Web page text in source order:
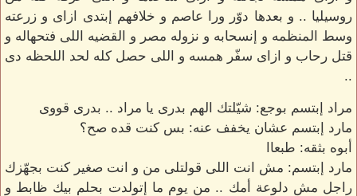
روسيليا .. و بعدها دوّر ورا عاصم و خلافهم إبتدى ازاى و زرعته
وسط المنظمه و إنسحابه و نزوله مصر و القضيه اللى فتحهاله و
قتل رحاب و ازاى سفّر همسه و اللى حصل كله لحد اللحظه دى
..
مراد إبتسم بوجع: شيّلتك الهم بدرى يا مراد .. بدرى قووى
مارد إبتسم عشان يخفف عنه: بس كنت قده صح؟
أبوه بثقه: طبعاا
مارد إبتسم: مش انت اللى قولتلى من و انت صغير كنت بجهّزك
راجل مش دلوعة أمك .. من يوم ما إتولدت بحلم بيك ظابط و